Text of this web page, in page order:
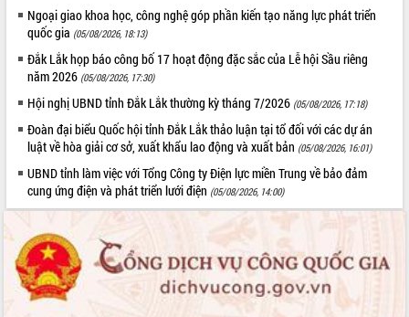
Ngoại giao khoa học, công nghệ góp phần kiến tạo năng lực phát triển
quốc gia (05/08/2026, 18:13)
Đắk Lắk họp báo công bố 17 hoạt động đặc sắc của Lễ hội Sầu riêng
năm 2026 (05/08/2026, 17:30)
Hội nghị UBND tỉnh Đắk Lắk thường kỳ tháng 7/2026 (05/08/2026, 17:18)
Đoàn đại biểu Quốc hội tỉnh Đắk Lắk thảo luận tại tổ đối với các dự án
luật về hòa giải cơ sở, xuất khẩu lao động và xuất bản (05/08/2026, 16:01)
UBND tỉnh làm việc với Tổng Công ty Điện lực miền Trung về bảo đảm
cung ứng điện và phát triển lưới điện (05/08/2026, 14:00)